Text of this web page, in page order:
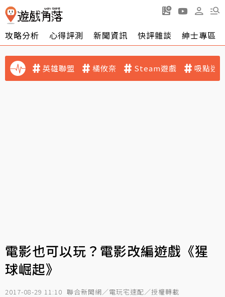
攻略分析 心得評測 新聞資訊 快評雜談 紳士專區
英雄聯盟 橘攸奈 Steam遊戲 吸點迷
電影也可以玩？電影改編遊戲《猩
球崛起》
2017-08-29 11:10 聯合新聞網／電玩宅速配／授權轉載